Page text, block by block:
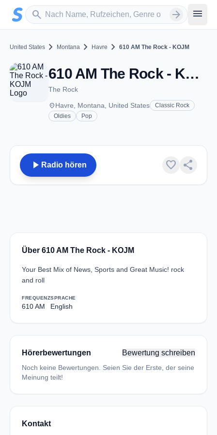
Zum Hauptinhalt springen
search
Sender suchen arrow_forward menu
United States chevron_right Montana chevron_right Havre chevron_right 610 AM The Rock - KOJM
610 AM The Rock - KOJM - AM 610 - Havre, MT
The Rock
placeHavre, Montana, United States
Classic Rock
Oldies
Pop
play_arrow Radio hören favorite share
Über 610 AM The Rock - KOJM
Your Best Mix of News, Sports and Great Music! rock
and roll
FREQUENZ
610 AM
SPRACHE
English
Hörerbewertungen Bewertung schreiben
Noch keine Bewertungen. Seien Sie der Erste, der seine
Meinung teilt!
Kontakt